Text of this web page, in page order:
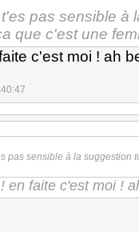
pas sensible à
que c'est une
c'est moi ! ah
pas sensible à la suggestion
en faite c'est moi !